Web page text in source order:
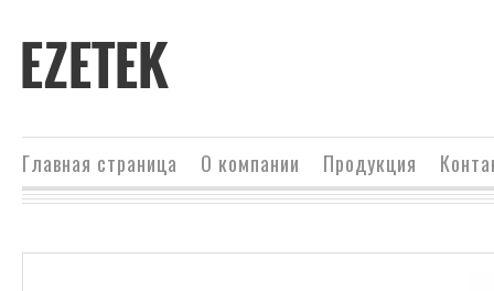
EZETEK
Главная страница О компании Продукция